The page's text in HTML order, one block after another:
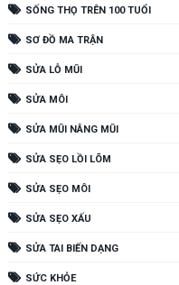
SỐNG THỌ TRÊN 100 TUỔI
SƠ ĐỒ MA TRẬN
SỬA LỖ MŨI
SỬA MÔI
SỬA MŨI NÂNG MŨI
SỬA SẸO LỒI LÕM
SỬA SẸO MÔI
SỬA SẸO XẤU
SỬA TAI BIẾN DẠNG
SỨC KHỎE